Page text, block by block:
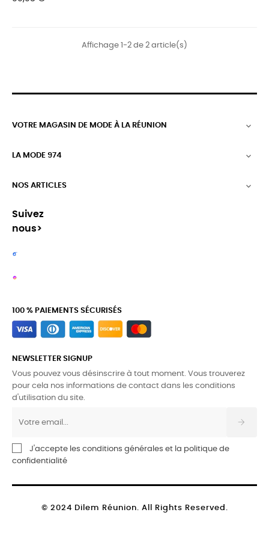
Affichage 1-2 de 2 article(s)
VOTRE MAGASIN DE MODE À LA RÉUNION 
LA MODE 974 
NOS ARTICLES 
Suivez
nous>
100 % PAIEMENTS SÉCURISÉS
NEWSLETTER SIGNUP
Vous pouvez vous désinscrire à tout moment. Vous trouverez
pour cela nos informations de contact dans les conditions
d'utilisation du site.
J'accepte les conditions générales et la politique de
confidentialité
© 2024 Dilem Réunion. All Rights Reserved.